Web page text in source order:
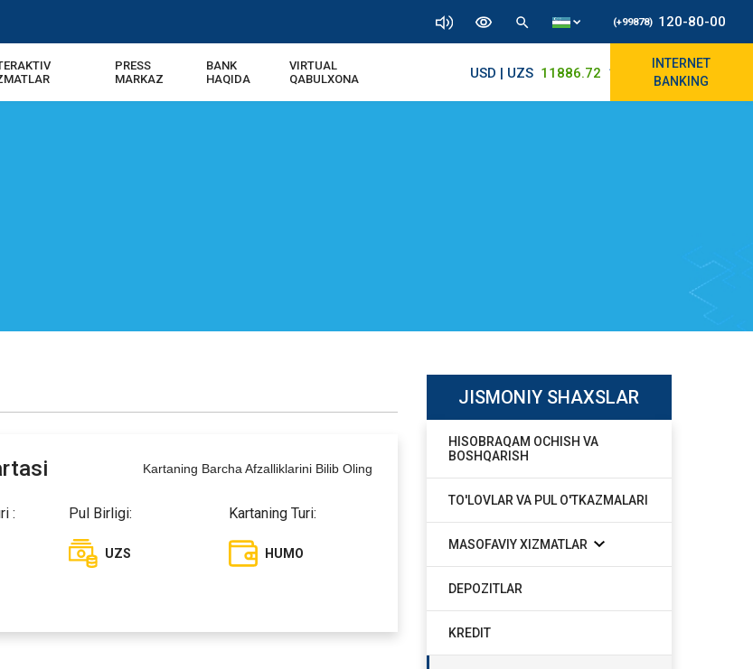
(+99878) 120-80-00
PRESS
MARKAZ
BANK
HAQIDA
VIRTUAL
QABULXONA
USD | UZS 11886.72 11830/11965
INTERNET
BANKING
Kartaning Barcha Afzalliklarini Bilib Oling
: Pul Birligi:
UZS
Kartaning Turi:
HUMO
JISMONIY SHAXSLAR
HISOBRAQAM OCHISH VA
BOSHQARISH
TO'LOVLAR VA PUL O'TKAZMALARI
MASOFAVIY XIZMATLAR
DEPOZITLAR
KREDIT